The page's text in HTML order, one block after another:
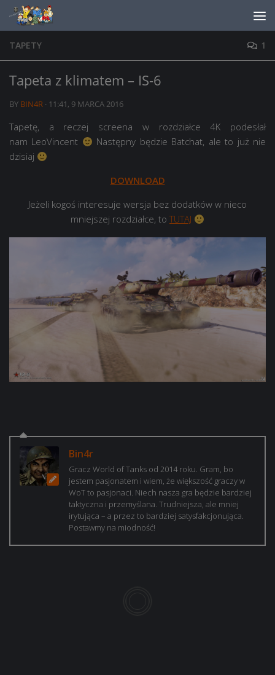
Skip to content
TAPETY 1
Tapeta z klimatem – IS-6
BY BIN4R · 11:41, 9 MARCA 2016
Tapetę, a reczej screena w rozdziałce 4K podesłał
nam LeoVincent
Następny będzie Batchat, ale to już nie
dzisiaj
DOWNLOAD
Jeżeli kogoś interesuje wersja bez dodatków w nieco
mniejszej rozdziałce, toTUTAJ
Bin4r
Gracz World of Tanks od 2014 roku. Gram, bo
jestem pasjonatem i wiem, że większość graczy w
WoT to pasjonaci. Niech nasza gra będzie bardziej
taktyczna i przemyślana. Trudniejsza, ale mniej
irytująca – a przez to bardziej satysfakcjonująca.
Postawmy na miodność!